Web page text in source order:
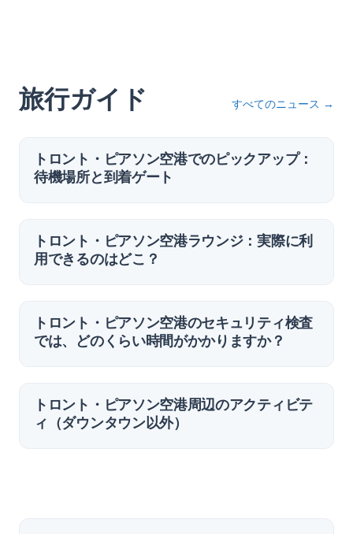
旅行ガイド すべてのニュース →
トロント・ピアソン空港でのピックアップ：
待機場所と到着ゲート
トロント・ピアソン空港ラウンジ：実際に利
用できるのはどこ？
トロント・ピアソン空港のセキュリティ検査
では、どのくらい時間がかかりますか？
トロント・ピアソン空港周辺のアクティビテ
ィ（ダウンタウン以外）